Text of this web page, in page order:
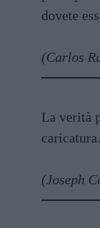
dovete
(Carlos
La verità
caricatura.
(Joseph